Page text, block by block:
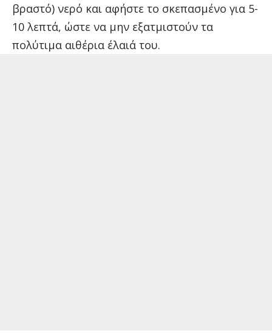
βραστό) νερό και αφήστε το σκεπασμένο για 5-
10 λεπτά, ώστε να μην εξατμιστούν τα
πολύτιμα αιθέρια έλαιά του.